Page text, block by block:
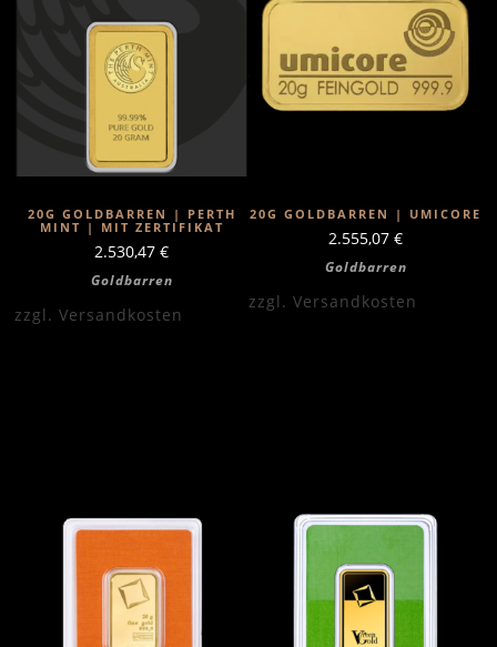
20G GOLDBARREN | PERTH
MINT | MIT ZERTIFIKAT
2.530,47 €
Goldbarren
zzgl. Versandkosten
20G GOLDBARREN | UMICORE
2.555,07 €
Goldbarren
zzgl. Versandkosten